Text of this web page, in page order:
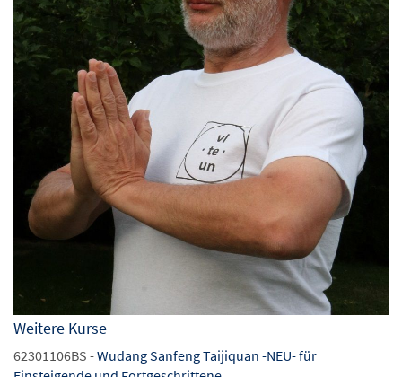
Weitere Kurse
62301106BS -Wudang Sanfeng Taijiquan -NEU- für